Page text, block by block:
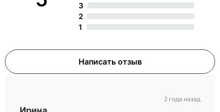
3
2
1
Написать отзыв
2 года назад